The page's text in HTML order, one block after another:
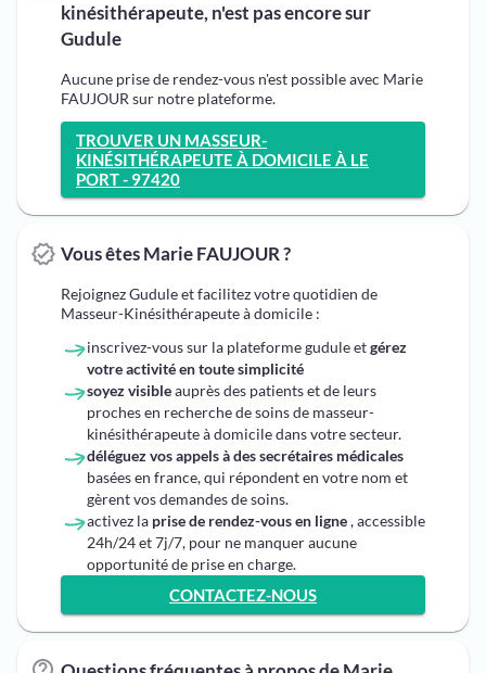
kinésithérapeute, n'est pas encore sur
Gudule
Aucune prise de rendez-vous n'est possible avec Marie
FAUJOUR sur notre plateforme.
TROUVER UN MASSEUR-
KINÉSITHÉRAPEUTE À DOMICILE À LE
PORT - 97420
Vous êtes Marie FAUJOUR ?
Rejoignez Gudule et facilitez votre quotidien de
Masseur-Kinésithérapeute à domicile :
inscrivez-vous sur la plateforme gudule etgérez
votre activité en toute simplicité
soyez visibleauprès des patients et de leurs
proches en recherche de soins de masseur-
kinésithérapeute à domicile dans votre secteur.
déléguez vos appels à des secrétaires médicales
basées en france, qui répondent en votre nom et
gèrent vos demandes de soins.
activez la prise de rendez-vous en ligne, accessible
24h/24 et 7j/7, pour ne manquer aucune
opportunité de prise en charge.
CONTACTEZ-NOUS